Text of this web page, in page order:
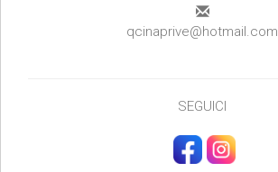
qcinaprive@hotmail.com
SEGUICI